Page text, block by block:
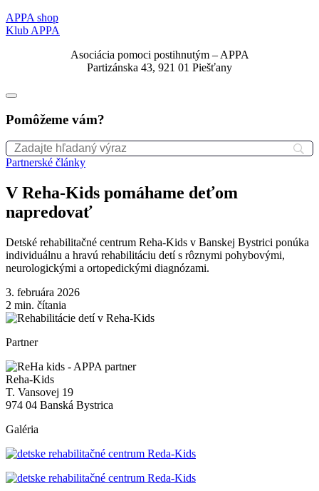
APPA shop
Klub APPA
Asociácia pomoci postihnutým – APPA
Partizánska 43, 921 01 Piešťany
Pomôžeme vám?
Partnerské články
V Reha-Kids pomáhame deťom
napredovať
Detské rehabilitačné centrum Reha-Kids v Banskej Bystrici ponúka
individuálnu a hravú rehabilitáciu detí s rôznymi pohybovými,
neurologickými a ortopedickými diagnózami.
3. februára 2026
2 min. čítania
Partner
Reha-Kids
T. Vansovej 19
974 04 Banská Bystrica
Galéria